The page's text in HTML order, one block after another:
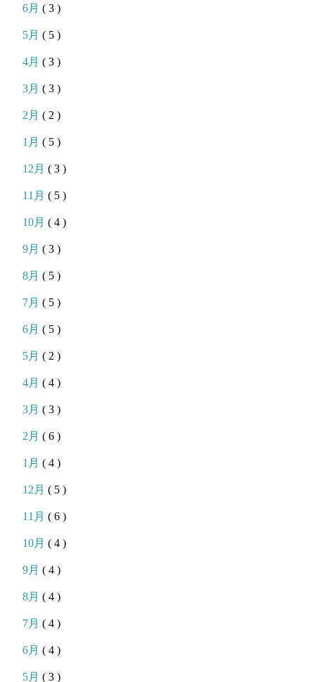
6月( 3 )
5月( 5 )
4月( 3 )
3月( 3 )
2月( 2 )
1月( 5 )
12月( 3 )
11月( 5 )
10月( 4 )
9月( 3 )
8月( 5 )
7月( 5 )
6月( 5 )
5月( 2 )
4月( 4 )
3月( 3 )
2月( 6 )
1月( 4 )
12月( 5 )
11月( 6 )
10月( 4 )
9月( 4 )
8月( 4 )
7月( 4 )
6月( 4 )
5月( 3 )